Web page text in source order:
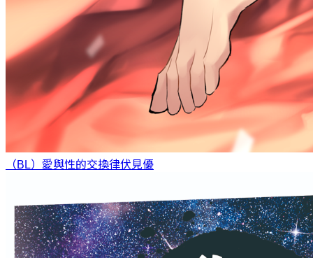
（BL）愛與性的交換律伏見優